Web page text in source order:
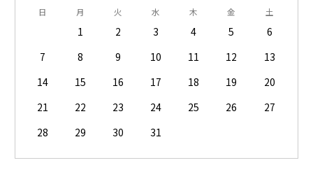
日 月 火 水 木 金 土
1 2 3 4 5
6
7
8 9 10 11 12
13
14
15 16 17 18 19
20
21
22 23 24 25 26
27
28
29 30 31